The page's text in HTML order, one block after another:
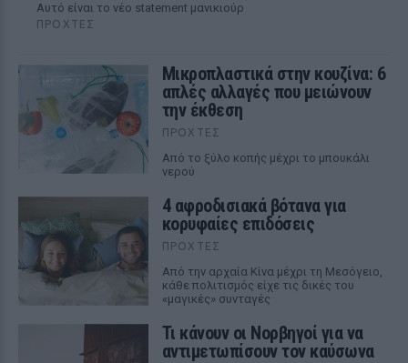
Αυτό είναι το νέο statement μανικιούρ
ΠΡΟΧΤΈΣ
Μικροπλαστικά στην κουζίνα: 6
απλές αλλαγές που μειώνουν
την έκθεση
ΠΡΟΧΤΈΣ
Από το ξύλο κοπής μέχρι το μπουκάλι
νερού
4 αφροδισιακά βότανα για
κορυφαίες επιδόσεις
ΠΡΟΧΤΈΣ
Από την αρχαία Κίνα μέχρι τη Μεσόγειο,
κάθε πολιτισμός είχε τις δικές του
«μαγικές» συνταγές
Τι κάνουν οι Νορβηγοί για να
αντιμετωπίσουν τον καύσωνα